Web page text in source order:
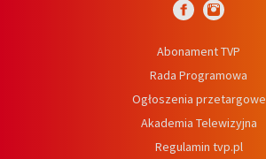
Abonament TVP
Rada Programowa
Ogłoszenia przetargowe
Akademia Telewizyjna
Regulamin tvp.pl